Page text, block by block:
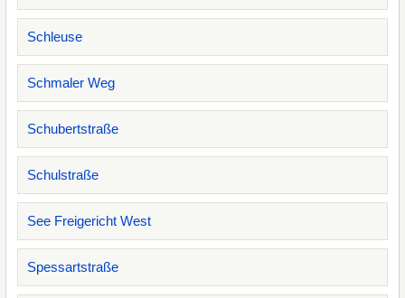
Schleuse
Schmaler Weg
Schubertstraße
Schulstraße
See Freigericht West
Spessartstraße